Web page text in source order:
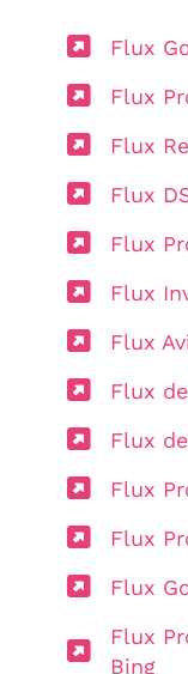
Flux
Flux
Flux
Flux
Flux
Flux
Flux
Flux
Flux
Flux
Flux
Flux
Flux
Bing